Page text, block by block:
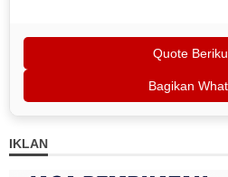
Quote
Bagikan
IKLAN